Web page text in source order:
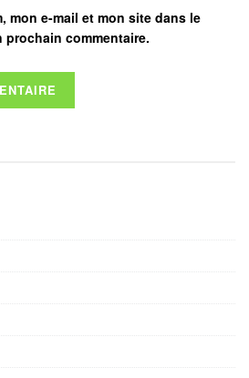
mon e-mail et mon site dans le
commentaire.